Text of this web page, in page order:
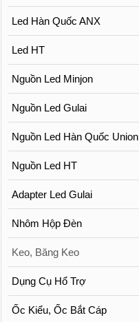
Led Hàn Quốc ANX
Led HT
Nguồn Led Minjon
Nguồn Led Gulai
Nguồn Led Hàn Quốc Union
Nguồn Led HT
Adapter Led Gulai
Nhôm Hộp Đèn
Keo, Băng Keo
Dụng Cụ Hổ Trợ
Ốc Kiểu, Ốc Bắt Cáp